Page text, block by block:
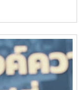
ฑิตที่มีสมรรถนะตรง
ะพร้อมก้าวสู่การเป็น
กเรียนจาก
ร้อมเยี่ยมชมการ
วิทยาลัย เพื่อเปิดโลก
งแผนศึกษาต่อด้าน
ารนี้ ผู้บริหาร